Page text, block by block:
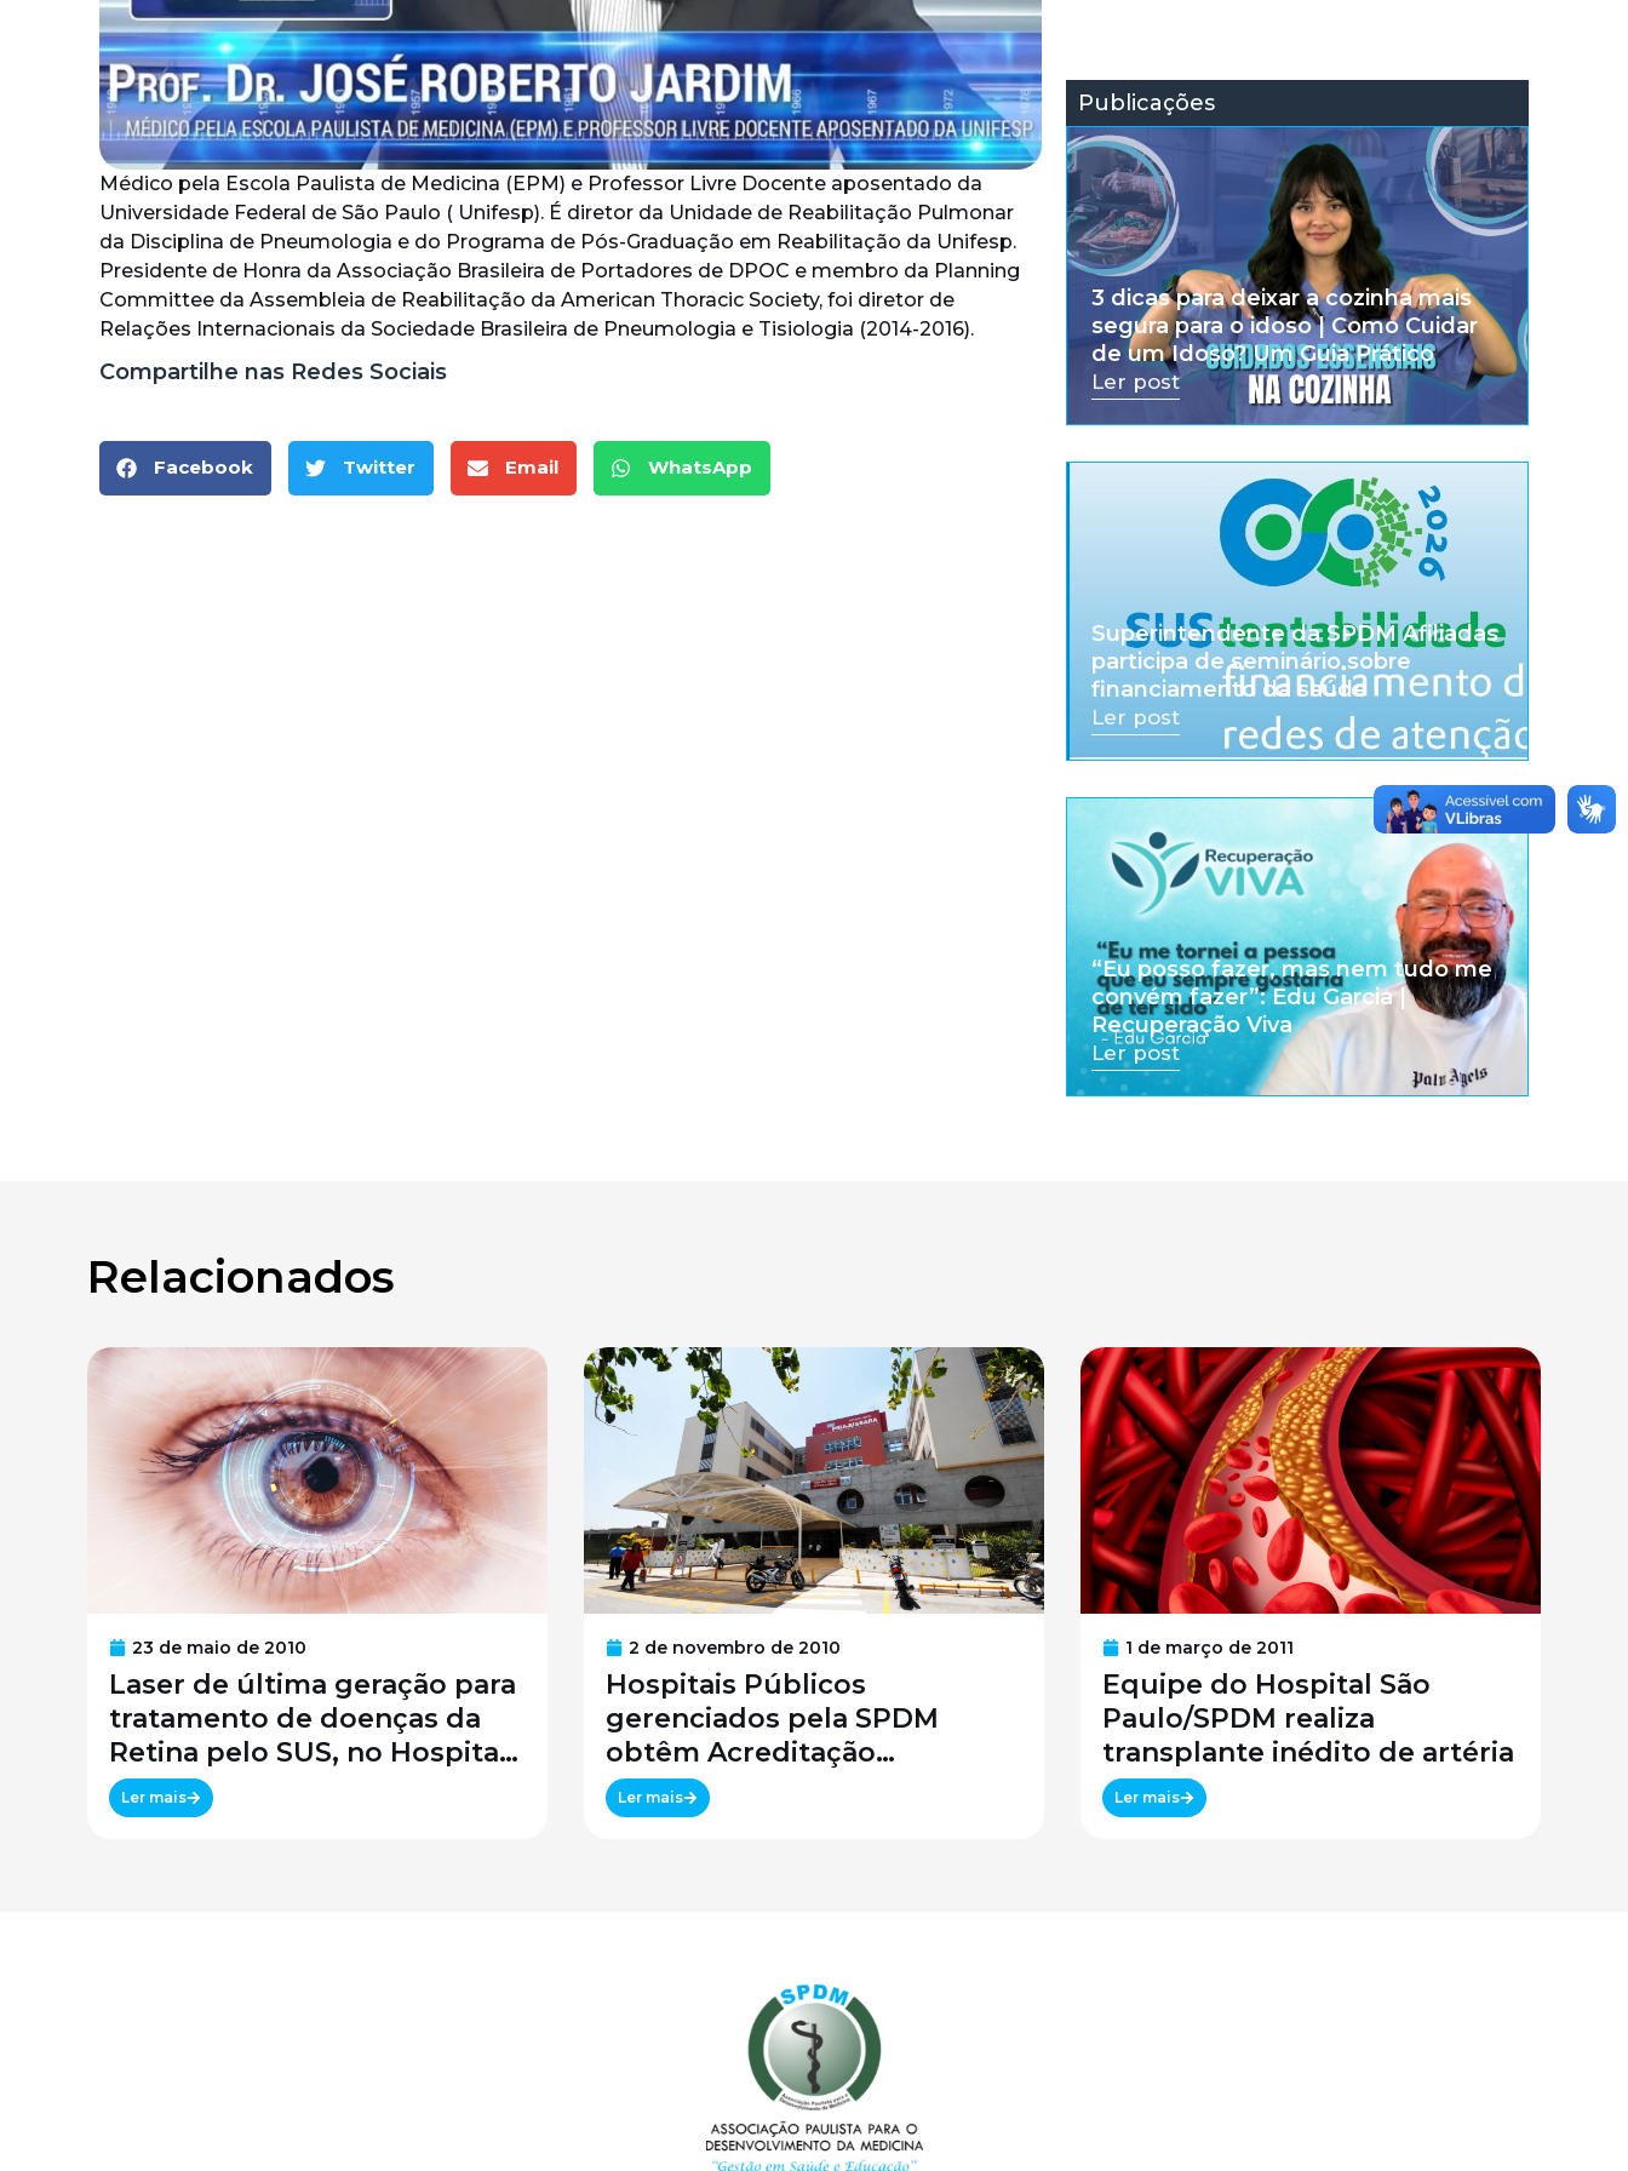
Médico pela Escola Paulista de Medicina (EPM) e Professor Livre Docente aposentado da
Universidade Federal de São Paulo ( Unifesp). É diretor da Unidade de Reabilitação Pulmonar
da Disciplina de Pneumologia e do Programa de Pós-Graduação em Reabilitação da Unifesp.
Presidente de Honra da Associação Brasileira de Portadores de DPOC e membro da Planning
Committee da Assembleia de Reabilitação da American Thoracic Society, foi diretor de
Relações Internacionais da Sociedade Brasileira de Pneumologia e Tisiologia (2014-2016).
Compartilhe nas Redes Sociais
Facebook Twitter Email WhatsApp
Publicações
3 dicas para deixar a cozinha mais
segura para o idoso | Como Cuidar
de um Idoso? Um Guia Prático
Ler post
Superintendente da SPDM Afiliadas
participa de seminário sobre
financiamento da saúde
Ler post
“Eu posso fazer, mas nem tudo me
convém fazer”: Edu Garcia |
Recuperação Viva
Ler post
Relacionados
23 de maio de 2010
Laser de última geração para
tratamento de doenças da
Retina pelo SUS, no Hospital
São Paulo / SPDM / UNIFESP
Ler mais
2 de novembro de 2010
Hospitais Públicos
gerenciados pela SPDM
obtêm Acreditação
Canadense
Ler mais
1 de março de 2011
Equipe do Hospital São
Paulo/SPDM realiza
transplante inédito de artéria
Ler mais